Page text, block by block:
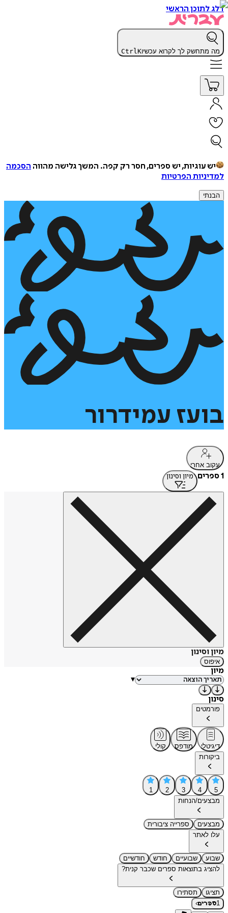
דלג לתוכן הראשי
מה מתחשק לך לקרוא עכשיו CtrlK
יש עוגיות, יש ספרים, חסר רק קפה. המשך גלישה מהווה הסכמה
למדיניות הפרטיות
הבנתי
בועז עמידרור
עקוב אחרי
1 ספרים מיון וסינון
מיון וסינון
איפוס
מיון
▾
סינון
פורמטים
דיגיטלי מודפס
קולי
ביקורות
5
4
3
2
1
מבצעים/הנחות
מבצעים
ספרייה ציבורית
עלו לאתר
שבוע שבועיים חודש
חודשיים
להציג בתוצאות ספרים שכבר קנית?
תציגו
תסתירו
1ספרים›